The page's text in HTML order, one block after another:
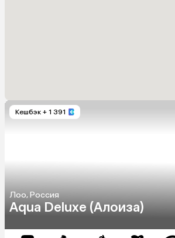
Кешбэк + 1 391
Лоо, Россия
Aqua Deluxe (Алоиза)